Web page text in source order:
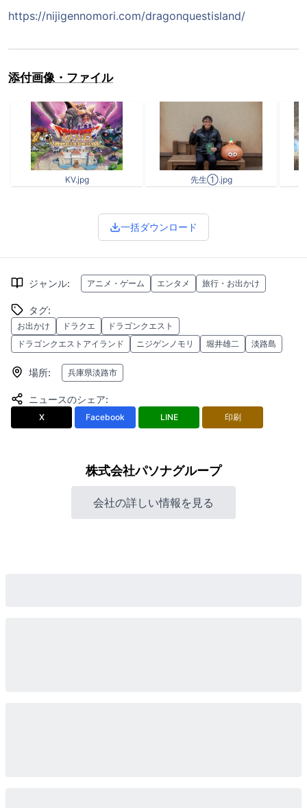
https://nijigennomori.com/dragonquestisland/
添付画像・ファイル
KV.jpg 先生①.jpg
一括ダウンロード
ジャンル: アニメ・ゲーム エンタメ 旅行・お出かけ
タグ:
お出かけ ドラクエ
ドラゴンクエスト
ドラゴンクエストアイランド
ニジゲンノモリ 堀井雄二 淡路島
場所: 兵庫県淡路市
ニュースのシェア:
X Facebook LINE 印刷
株式会社パソナグループ
会社の詳しい情報を見る